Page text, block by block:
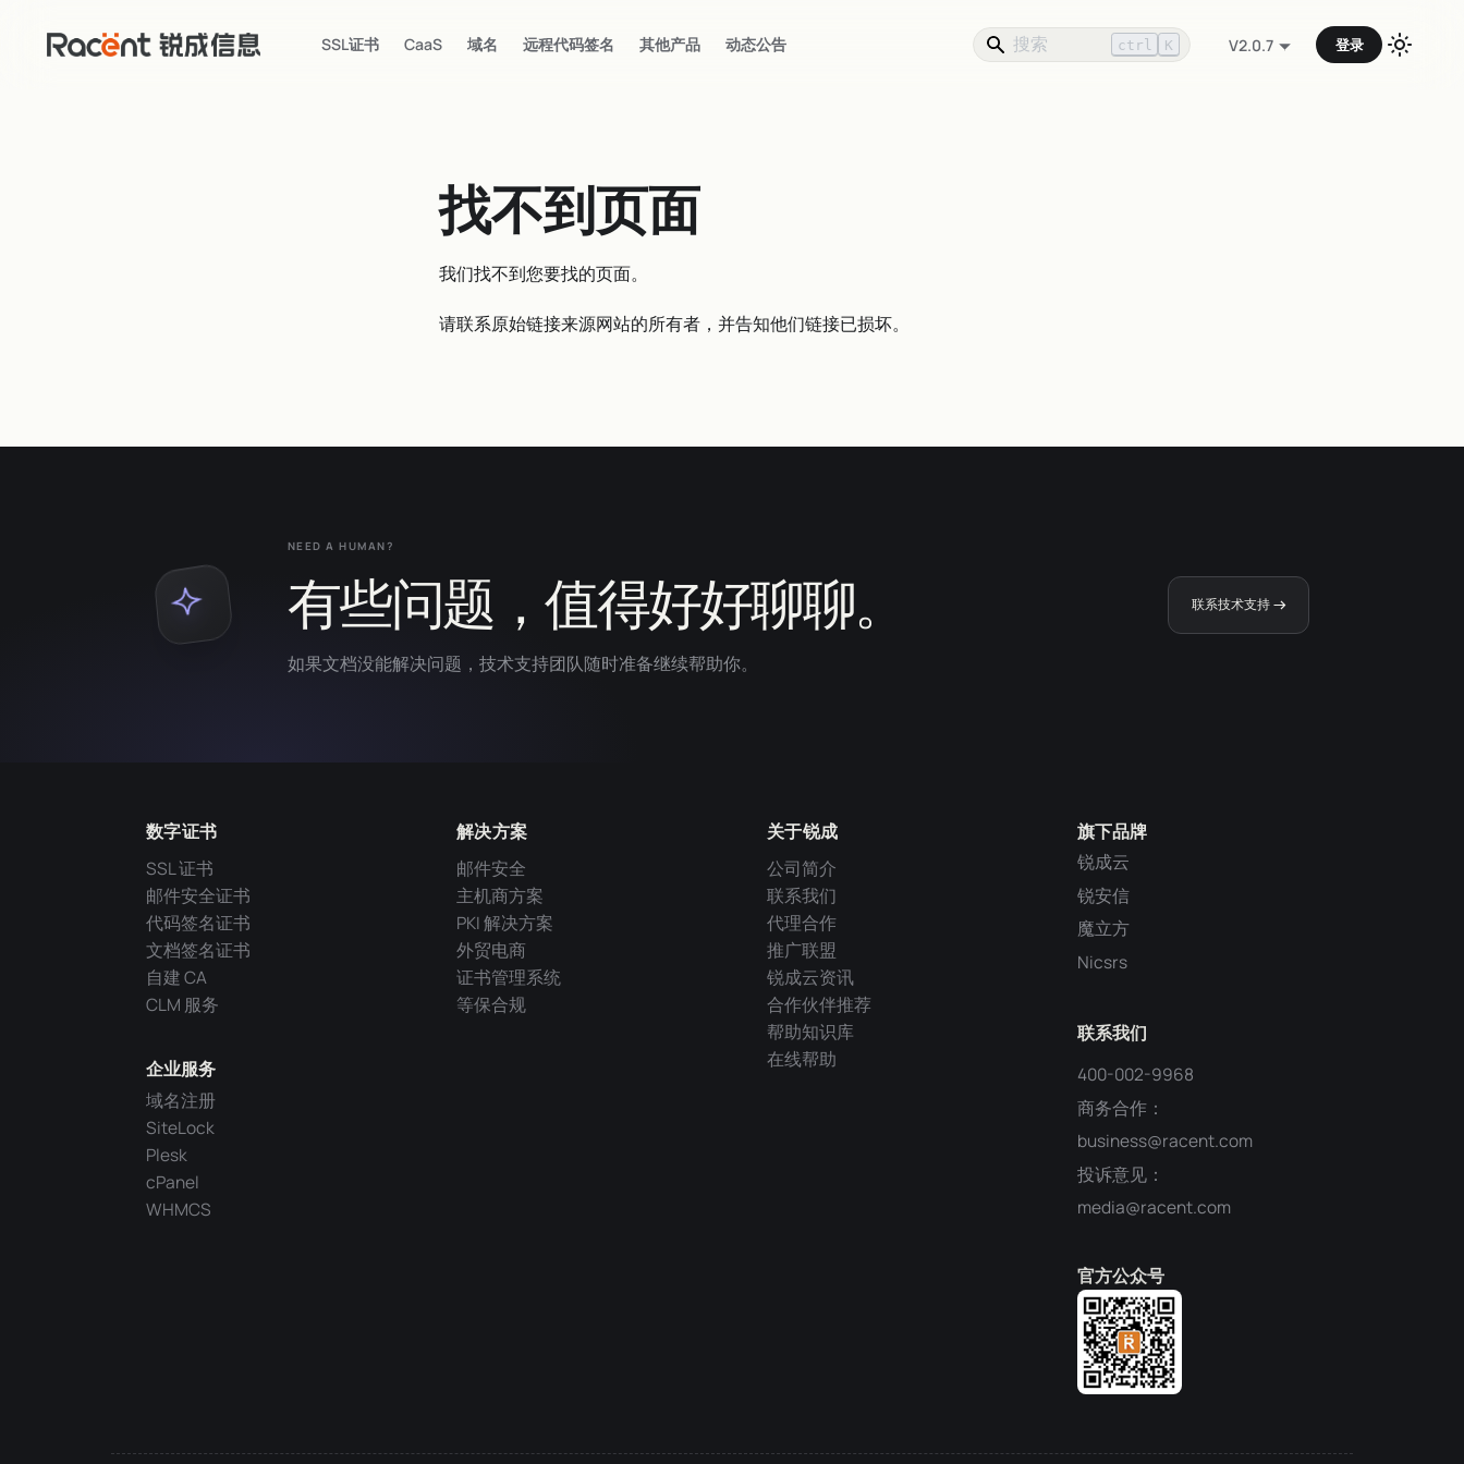
SSL证书 CaaS 域名 远程代码签名 其他产品 动态公告 ctrl K V2.0.7 登录
找不到页面
我们找不到您要找的页面。
请联系原始链接来源网站的所有者，并告知他们链接已损坏。
NEED A HUMAN?
有些问题，值得好好聊聊。
如果文档没能解决问题，技术支持团队随时准备继续帮助你。
联系技术支持
旗下品牌
锐成云
锐安信
魔立方
Nicsrs
联系我们
400-002-9968
商务合作：
business@racent.com
投诉意见：
media@racent.com
官方公众号
数字证书
SSL 证书
邮件安全证书
代码签名证书
文档签名证书
自建 CA
CLM 服务
企业服务
域名注册
SiteLock
Plesk
cPanel
WHMCS
解决方案
邮件安全
主机商方案
PKI 解决方案
外贸电商
证书管理系统
等保合规
关于锐成
公司简介
联系我们
代理合作
推广联盟
锐成云资讯
合作伙伴推荐
帮助知识库
在线帮助